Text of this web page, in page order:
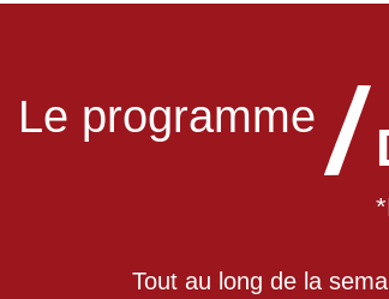
Le programme
Tout au long de la